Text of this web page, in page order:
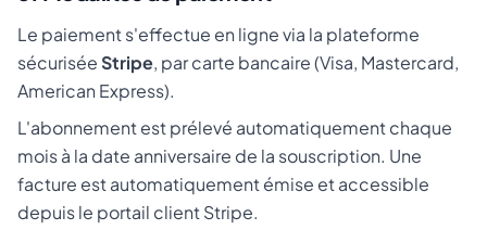
Le paiement s'effectue en ligne via la plateforme
sécuriséeStripe, par carte bancaire (Visa, Mastercard,
American Express).
L'abonnement est prélevé automatiquement chaque
mois à la date anniversaire de la souscription. Une
facture est automatiquement émise et accessible
depuis le portail client Stripe.